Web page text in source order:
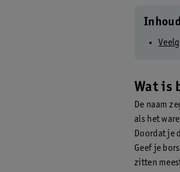
Wat is
De naam
als het
Doordat je
Geef je
zitten